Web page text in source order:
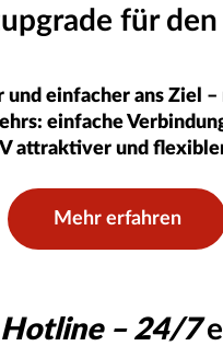
für
einfacher ans Ziel
einfache
attraktiver und
Mehr erfahren
– 24/7